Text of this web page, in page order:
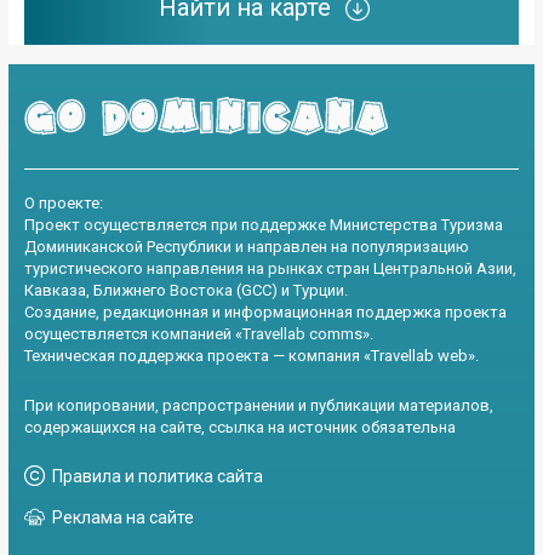
Найти на карте
О проекте:
Проект осуществляется при поддержке Министерства Туризма
Доминиканской Республики и направлен на популяризацию
туристического направления на рынках стран Центральной Азии,
Кавказа, Ближнего Востока (GCC) и Турции.
Создание, редакционная и информационная поддержка проекта
осуществляется компанией «Travellab comms».
Техническая поддержка проекта — компания «Travellab web».
При копировании, распространении и публикации материалов,
содержащихся на сайте, ссылка на источник обязательна
Правила и политика сайта
Реклама на сайте